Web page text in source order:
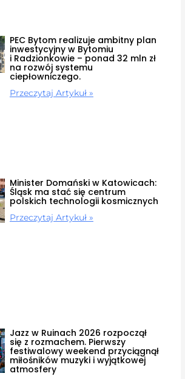
PEC Bytom realizuje ambitny plan
inwestycyjny w Bytomiu
i Radzionkowie – ponad 32 mln zł
na rozwój systemu
ciepłowniczego.
Przeczytaj Artykuł »
Minister Domański w Katowicach:
Śląsk ma stać się centrum
polskich technologii kosmicznych
Przeczytaj Artykuł »
Jazz w Ruinach 2026 rozpoczął
się z rozmachem. Pierwszy
festiwalowy weekend przyciągnął
miłośników muzyki i wyjątkowej
atmosfery